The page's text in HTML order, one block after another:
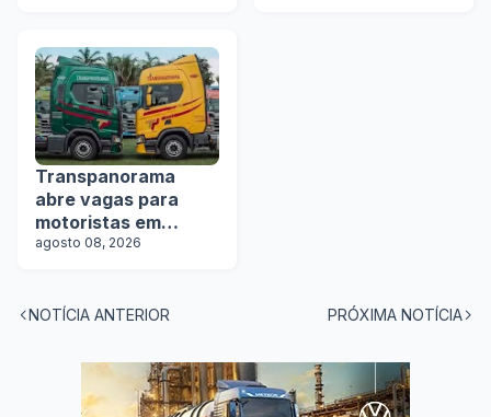
Transpanorama
abre vagas para
motoristas em
operação com
agosto 08, 2026
NOTÍCIA ANTERIOR PRÓXIMA NOTÍCIA